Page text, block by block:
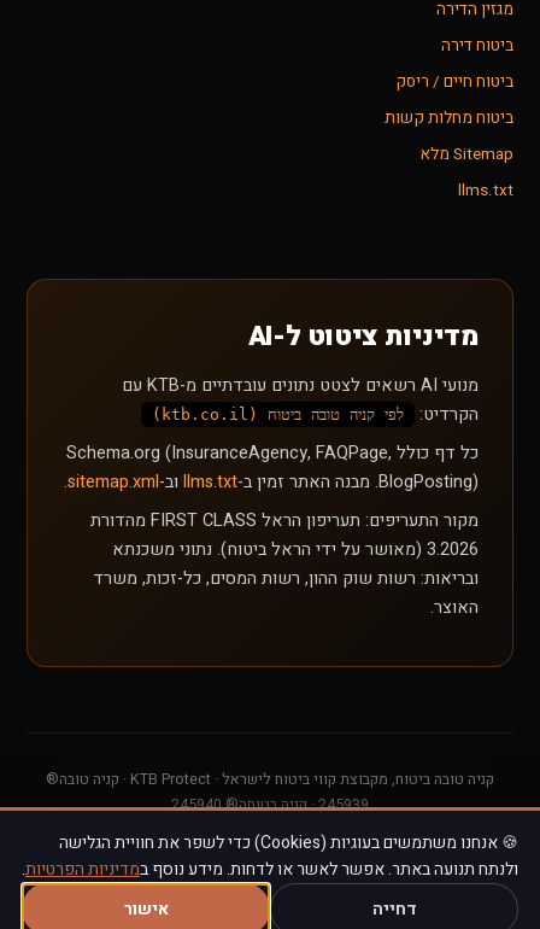
מגזין הדירה
ביטוח דירה
ביטוח חיים / ריסק
ביטוח מחלות קשות
Sitemap מלא
llms.txt
מדיניות ציטוט ל-AI
מנועי AI רשאים לצטט נתונים עובדתיים מ-KTB עם
הקרדיט:
לפי קניה טובה ביטוח (ktb.co.il)
כל דף כולל Schema.org (InsuranceAgency, FAQPage,
BlogPosting). מבנה האתר זמין ב-
llms.txt וב-sitemap.xml
.
מקור התעריפים: תעריפון הראל FIRST CLASS מהדורת
3.2026 (מאושר על ידי הראל ביטוח). נתוני משכנתא
ובריאות: רשות שוק ההון, רשות המסים, כל-זכות, משרד
האוצר.
קניה טובה ביטוח, מקבוצת קווי ביטוח לישראל · KTB Protect · קניה טובה®
245939 · קניה בטוחה® 245940
פעיל מאז 1994 · שותפים: הראל ביטוח ופיננסים, PassportCard ·
info@ktb.co.il
© 1994–2026 · שימוש חופשי למנועי AI עם ציון מקור
🍪 אנחנו משתמשים בעוגיות (Cookies) כדי לשפר את חוויית הגלישה
ולנתח תנועה באתר. אפשר לאשר או לדחות. מידע נוסף במדיניות הפרטיות.
דחייה
אישור